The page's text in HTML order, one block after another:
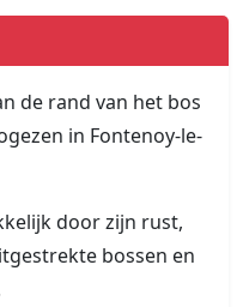
de rand van het bos
in Fontenoy-le-
door zijn rust,
bossen en